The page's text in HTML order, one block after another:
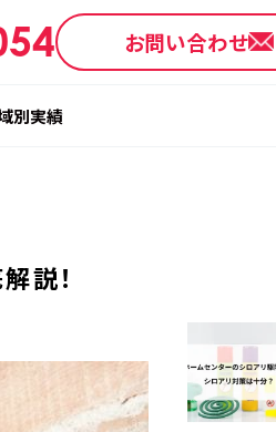
お問い合わせ
別実績
説！